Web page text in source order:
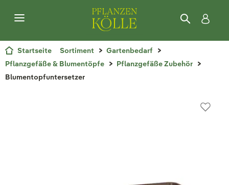
Startseite Sortiment
Gartenbedarf
Pflanzgefäße & Blumentöpfe
Pflanzgefäße Zubehör
Blumentopfuntersetzer